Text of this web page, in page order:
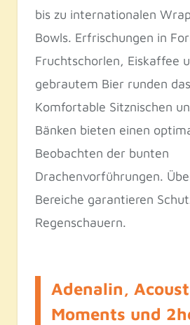
bis zu internationalen
Bowls. Erfrischungen in
Fruchtschorlen, Eiskaffee
gebrautem Bier runden
Komfortable Sitznischen
Bänken bieten einen
Beobachten der bunten
Drachenvorführungen.
Bereiche garantieren
Regenschauern.
Adenalin,
Moments und